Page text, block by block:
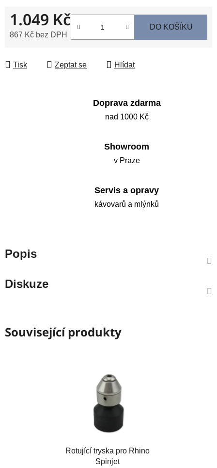
1.049 Kč
867 Kč bez DPH
DO KOŠÍKU
Tisk Zeptat se Hlídat
Doprava zdarma
nad 1000 Kč
Showroom
v Praze
Servis a opravy
kávovarů a mlýnků
Popis
Diskuze
Související produkty
Rotující tryska pro Rhino
Spinjet